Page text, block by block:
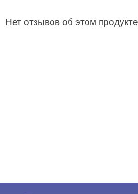
Нет отзывов об этом продукте